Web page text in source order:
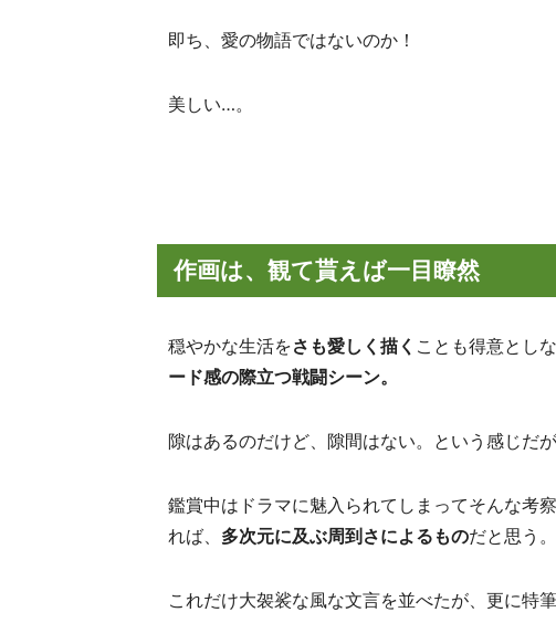
即ち、愛の物語ではないのか！
美しい…。
作画は、観て貰えば一目瞭然
穏やかな生活をさも愛しく描く ことも得意とし
ード感の際立つ戦闘シーン。
隙はあるのだけど、隙間はない。という感じだが
鑑賞中はドラマに魅入られてしまってそんな考
れば、 多次元に及ぶ周到さによるものだと思う。
これだけ大袈裟な風な文言を並べたが、更に特